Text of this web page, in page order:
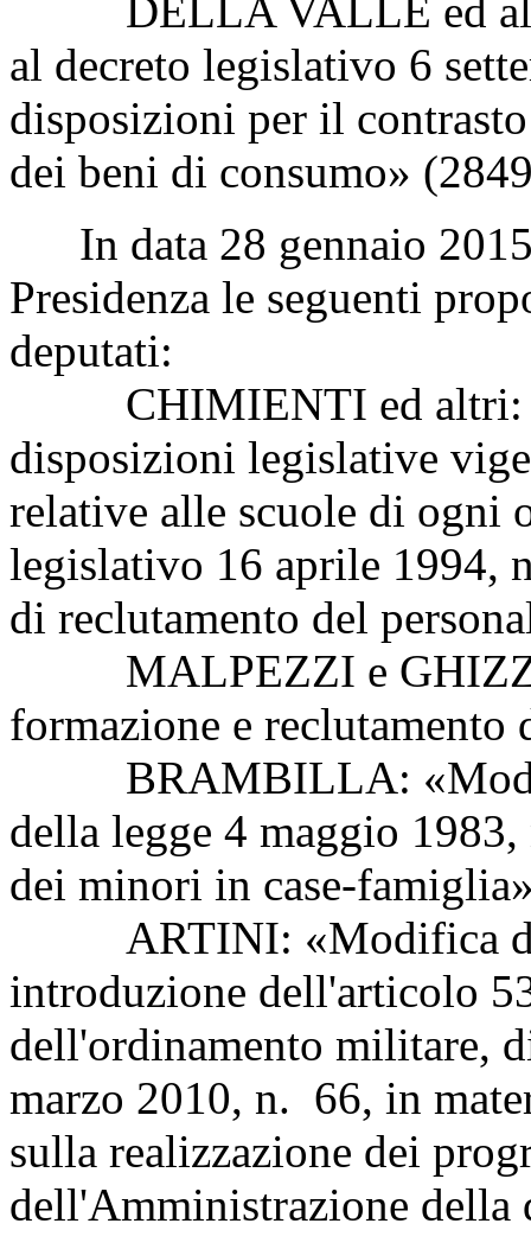
DELLA VALLE ed
al decreto legislativo 6
disposizioni per il
dei beni di consumo»
In data 28 gennaio 2015
Presidenza le seguenti
deputati:
CHIMIENTI ed altri:
disposizioni legislative
relative alle scuole di ogni
legislativo 16 aprile 1994,
di reclutamento del
MALPEZZI e
formazione e
BRAMBILLA:
della legge 4 maggio
dei minori in case-
ARTINI: «Modifica
introduzione dell'articolo
dell'ordinamento militare,
marzo 2010, n. 66, in
sulla realizzazione dei
dell'Amministrazione della